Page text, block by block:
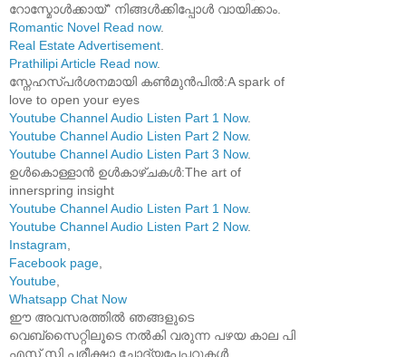
റോസ്മോൾക്കായ്" നിങ്ങൾക്കിപ്പോൾ വായിക്കാം.
Romantic Novel Read now.
Real Estate Advertisement.
Prathilipi Article Read now.
സ്നേഹസ്പർശനമായി കൺമുൻപിൽ:A spark of
love to open your eyes
Youtube Channel Audio Listen Part 1 Now.
Youtube Channel Audio Listen Part 2 Now.
Youtube Channel Audio Listen Part 3 Now.
ഉൾകൊള്ളാൻ ഉൾകാഴ്ചകൾ:The art of
innerspring insight
Youtube Channel Audio Listen Part 1 Now.
Youtube Channel Audio Listen Part 2 Now.
Instagram,
Facebook page,
Youtube,
Whatsapp Chat Now
ഈ അവസരത്തിൽ ഞങ്ങളുടെ
വെബ്സൈറ്റിലൂടെ നൽകി വരുന്ന പഴയ കാല പി
എസ് സി പരീക്ഷാ ചോദ്യപേപ്പറുകൾ